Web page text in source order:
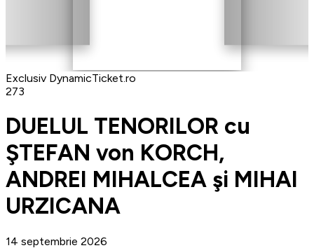
Exclusiv DynamicTicket.ro
273
DUELUL TENORILOR cu
ŞTEFAN von KORCH,
ANDREI MIHALCEA şi MIHAI
URZICANA
14 septembrie 2026